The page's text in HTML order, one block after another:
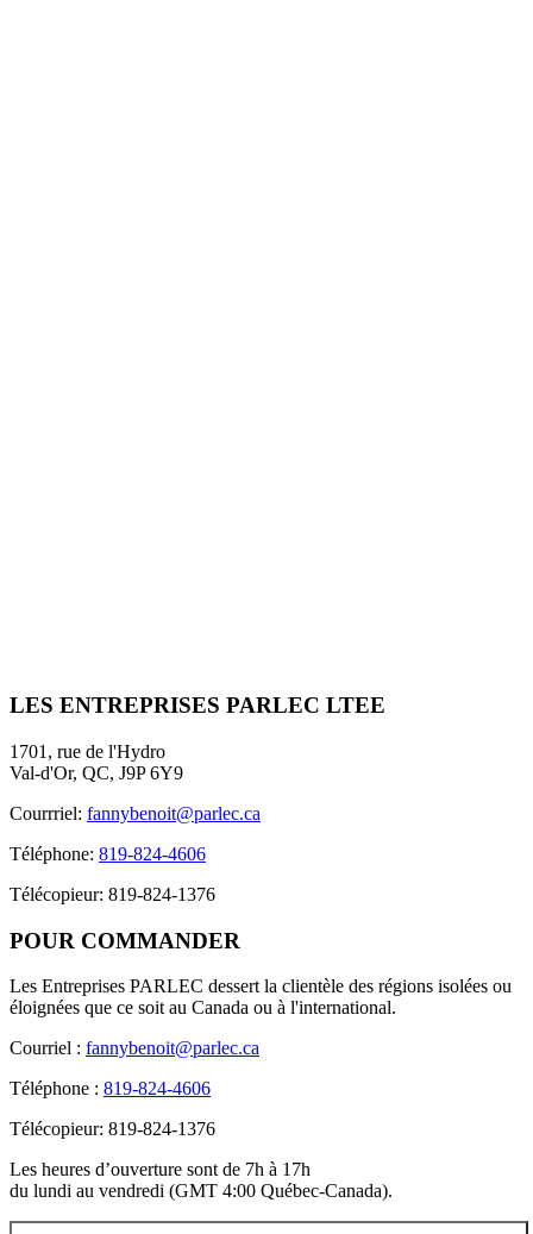
LES ENTREPRISES PARLEC LTEE
1701, rue de l'Hydro
Val-d'Or, QC, J9P 6Y9
Courrriel: fannybenoit@parlec.ca
Téléphone: 819-824-4606
Télécopieur: 819-824-1376
POUR COMMANDER
Les Entreprises PARLEC dessert la clientèle des régions isolées ou
éloignées que ce soit au Canada ou à l'international.
Courriel : fannybenoit@parlec.ca
Téléphone : 819-824-4606
Télécopieur: 819-824-1376
Les heures d’ouverture sont de 7h à 17h
du lundi au vendredi (GMT 4:00 Québec-Canada).